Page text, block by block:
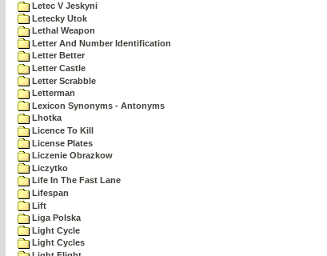
Letec V Jeskyni
Letecky Utok
Lethal Weapon
Letter And Number Identification
Letter Better
Letter Castle
Letter Scrabble
Letterman
Lexicon Synonyms - Antonyms
Lhotka
Licence To Kill
License Plates
Liczenie Obrazkow
Liczytko
Life In The Fast Lane
Lifespan
Lift
Liga Polska
Light Cycle
Light Cycles